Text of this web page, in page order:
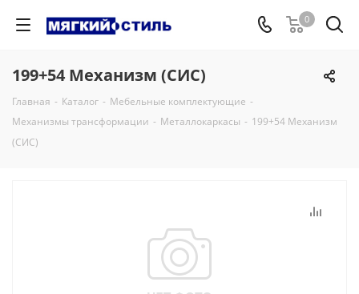
0
199+54 Механизм (СИС)
Главная - Каталог - Мебельные комплектующие -
Механизмы трансформации - Металлокаркасы - 199+54 Механизм
(СИС)